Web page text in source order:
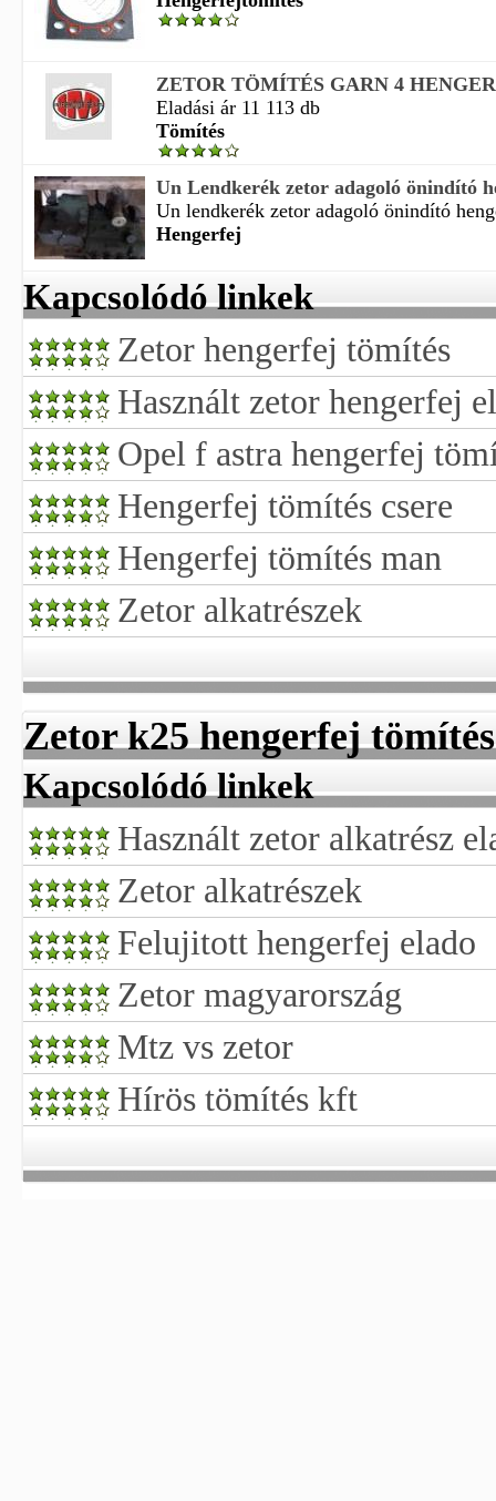
ZETOR TÖMÍTÉS GARN 4
Eladási ár 11 113 db
Tömítés
Un Lendkerék zetor adagoló önindító
Un lendkerék zetor adagoló önindító
Hengerfej
Kapcsolódó linkek
Zetor hengerfej tömítés
Használt zetor hengerfej
Opel f astra hengerfej
Hengerfej tömítés csere
Hengerfej tömítés man
Zetor alkatrészek
Zetor k25 hengerfej tömítés
Kapcsolódó linkek
Használt zetor alkatrész
Zetor alkatrészek
Felujitott hengerfej elado
Zetor magyarország
Mtz vs zetor
Hírös tömítés kft